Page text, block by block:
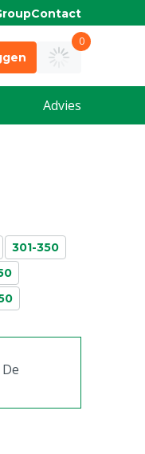
Contact
0
Advies
301-350